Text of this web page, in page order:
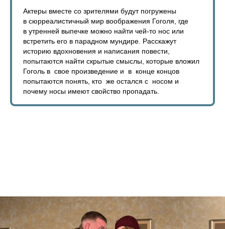
Актеры вместе со зрителями будут погружены
в сюрреалистичный мир воображения Гоголя, где
в утренней выпечке можно найти чей-то нос или
встретить его в парадном мундире. Расскажут
историю вдохновения и написания повести,
попытаются найти скрытые смыслы, которые вложил
Гоголь в свое произведение и в конце концов
попытаются понять, кто же остался с носом и
почему носы имеют свойство пропадать.